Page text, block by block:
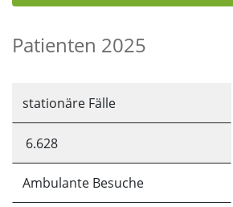
/
Zentrum für Klinische Radiologie
/
insgesamt
Patienten 2025
stationäre Fälle
6.628
Ambulante Besuche